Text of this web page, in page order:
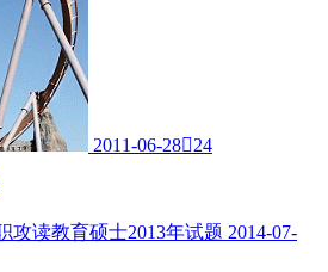
2011-06-2824
2014-07-